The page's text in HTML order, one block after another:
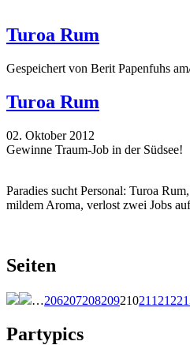
Turoa Rum
Gespeichert von Berit Papenfuhs
Turoa Rum
02. Oktober 2012
Gewinne Traum-Job in der Südsee!
Paradies sucht Personal: Turoa
mildem Aroma, verlost zwei Jobs
Seiten
…206207208209210211 212
Partypics